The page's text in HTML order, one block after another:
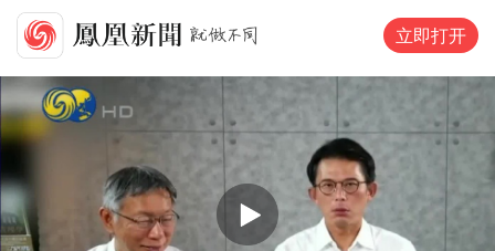
立即打开